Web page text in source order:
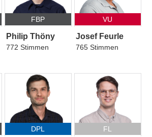
FBP
Philip Thöny
772 Stimmen
VU
Josef Feurle
765 Stimmen
DPL FL